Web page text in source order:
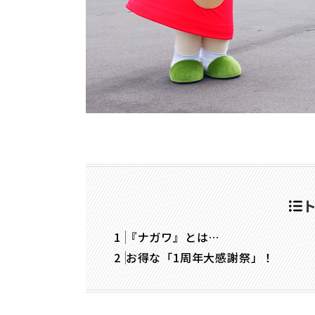
『ナガワ』とは…
お得な「1周年大感謝祭」！